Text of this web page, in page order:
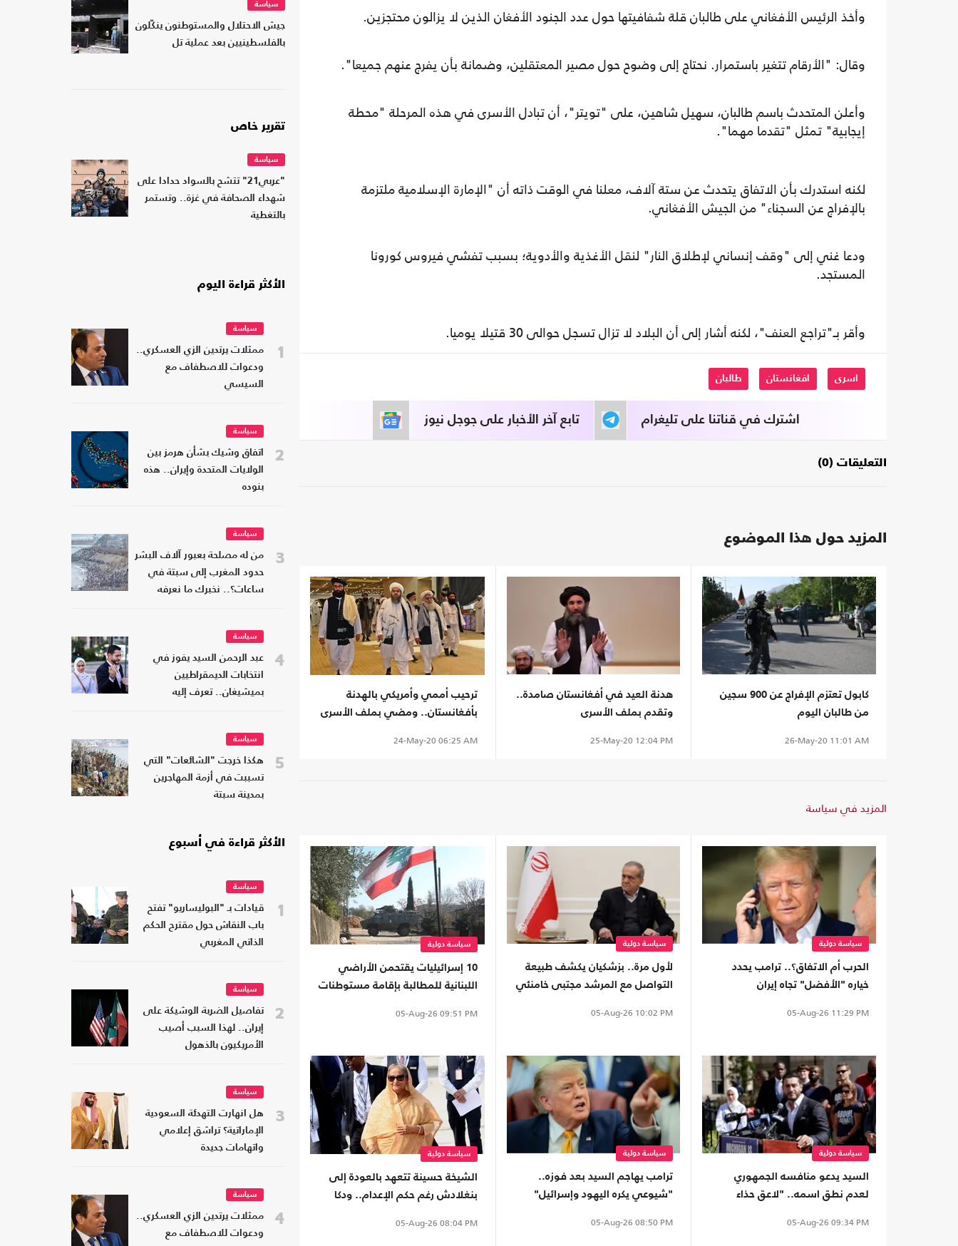
وأخذ الرئيس الأفغاني على طالبان قلة شفافيتها حول عدد الجنود الأفغان الذين لا يزالون محتجزين.
وقال: "الأرقام تتغير باستمرار. نحتاج إلى وضوح حول مصير المعتقلين، وضمانة بأن يفرج عنهم جميعا".
وأعلن المتحدث باسم طالبان، سهيل شاهين، على "تويتر"، أن تبادل الأسرى في هذه المرحلة "محطة
إيجابية" تمثل "تقدما مهما".
لكنه استدرك بأن الاتفاق يتحدث عن ستة آلاف، معلنا في الوقت ذاته أن "الإمارة الإسلامية ملتزمة
بالإفراج عن السجناء" من الجيش الأفغاني.
ودعا غني إلى "وقف إنساني لإطلاق النار" لنقل الأغذية والأدوية؛ بسبب تفشي فيروس كورونا
المستجد.
وأقر بـ"تراجع العنف"، لكنه أشار إلى أن البلاد لا تزال تسجل حوالى 30 قتيلا يوميا.
اسرى افغانستان طالبان
تابع آخر الأخبار على جوجل نيوز اشترك في قناتنا على تليغرام
التعليقات (0)
المزيد حول هذا الموضوع
كابول تعتزم الإفراج عن 900 سجين
من طالبان اليوم
26-May-20 11:01 AM
هدنة العيد في أفغانستان صامدة..
وتقدم بملف الأسرى
25-May-20 12:04 PM
ترحيب أممي وأمريكي بالهدنة
بأفغانستان.. ومضي بملف الأسرى
24-May-20 06:25 AM
المزيد في سياسة
سياسة دولية
الحرب أم الاتفاق؟.. ترامب يحدد
خياره "الأفضل" تجاه إيران
05-Aug-26 11:29 PM
سياسة دولية
لأول مرة.. بزشكيان يكشف طبيعة
التواصل مع المرشد مجتبى خامنئي
05-Aug-26 10:02 PM
سياسة دولية
10 إسرائيليات يقتحمن الأراضي
اللبنانية للمطالبة بإقامة مستوطنات
05-Aug-26 09:51 PM
سياسة دولية
السيد يدعو منافسه الجمهوري
لعدم نطق اسمه.. "لاعق حذاء
05-Aug-26 09:34 PM
سياسة دولية
ترامب يهاجم السيد بعد فوزه..
"شيوعي يكره اليهود وإسرائيل"
05-Aug-26 08:50 PM
سياسة دولية
الشيخة حسينة تتعهد بالعودة إلى
بنغلادش رغم حكم الإعدام.. ودكا
05-Aug-26 08:04 PM
سياسة
جيش الاحتلال والمستوطنون ينكّلون
بالفلسطينيين بعد عملية تل
تقرير خاص
سياسة
"عربي21" تتشح بالسواد حدادا على
شهداء الصحافة في غزة.. وتستمر
بالتغطية
الأكثر قراءة اليوم
1
سياسة
ممثلات يرتدين الزي العسكري..
ودعوات للاصطفاف مع
السيسي
2
سياسة
اتفاق وشيك بشأن هرمز بين
الولايات المتحدة وإيران.. هذه
بنوده
3
سياسة
من له مصلحة بعبور آلاف البشر
حدود المغرب إلى سبتة في
ساعات؟.. نخبرك ما نعرفه
4
سياسة
عبد الرحمن السيد يفوز في
انتخابات الديمقراطيين
بميشيغان.. تعرف إليه
5
سياسة
هكذا خرجت "الشائعات" التي
تسببت في أزمة المهاجرين
بمدينة سبتة
الأكثر قراءة في أسبوع
1
سياسة
قيادات بـ "البوليساريو" تفتح
باب النقاش حول مقترح الحكم
الذاتي المغربي
2
سياسة
تفاصيل الضربة الوشيكة على
إيران.. لهذا السبب أصيب
الأمريكيون بالذهول
3
سياسة
هل انهارت التهدئة السعودية
الإماراتية؟ تراشق إعلامي
واتهامات جديدة
4
سياسة
ممثلات يرتدين الزي العسكري..
ودعوات للاصطفاف مع